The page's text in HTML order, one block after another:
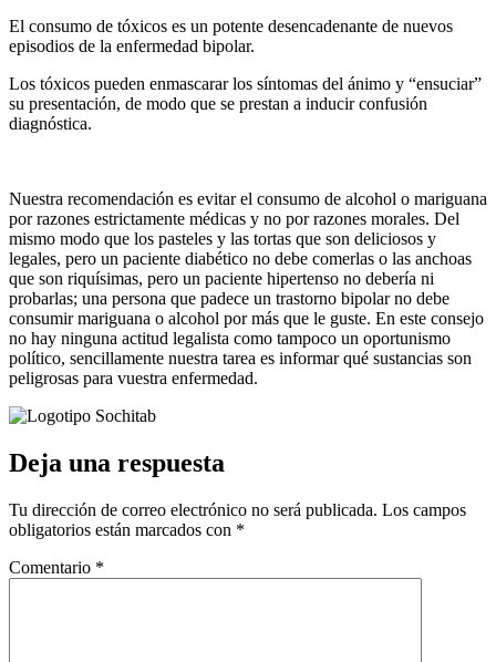
El consumo de tóxicos es un potente desencadenante de nuevos
episodios de la enfermedad bipolar.
Los tóxicos pueden enmascarar los síntomas del ánimo y “ensuciar”
su presentación, de modo que se prestan a inducir confusión
diagnóstica.
Nuestra recomendación es evitar el consumo de alcohol o mariguana
por razones estrictamente médicas y no por razones morales. Del
mismo modo que los pasteles y las tortas que son deliciosos y
legales, pero un paciente diabético no debe comerlas o las anchoas
que son riquísimas, pero un paciente hipertenso no debería ni
probarlas; una persona que padece un trastorno bipolar no debe
consumir mariguana o alcohol por más que le guste. En este consejo
no hay ninguna actitud legalista como tampoco un oportunismo
político, sencillamente nuestra tarea es informar qué sustancias son
peligrosas para vuestra enfermedad.
Deja una respuesta
Tu dirección de correo electrónico no será publicada. Los campos
obligatorios están marcados con *
Comentario *